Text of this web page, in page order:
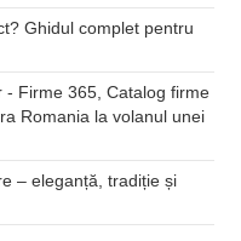
Ghidul complet pentru
Firme 365, Catalog firme
Romania la volanul unei
– eleganță, tradiție și